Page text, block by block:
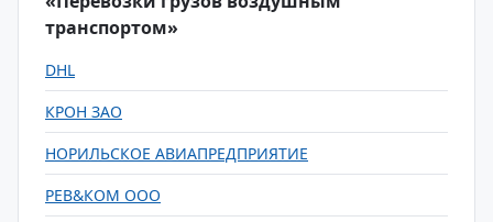
транспортом»
DHL
КРОН ЗАО
НОРИЛЬСКОЕ АВИАПРЕДПРИЯТИЕ
РЕВ&КОМ ООО